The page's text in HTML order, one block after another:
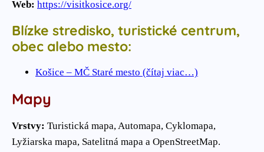
Web: https://visitkosice.org/
Blízke stredisko, turistické centrum,
obec alebo mesto:
Košice – MČ Staré mesto (čítaj viac…)
Mapy
Vrstvy: Turistická mapa, Automapa, Cyklomapa,
Lyžiarska mapa, Satelitná mapa a OpenStreetMap.